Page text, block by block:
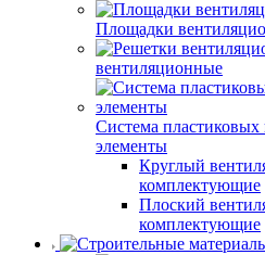
Площадки
вентиляционные
Система
элементы
Круглый
комплектующие
Плоский
комплектующие